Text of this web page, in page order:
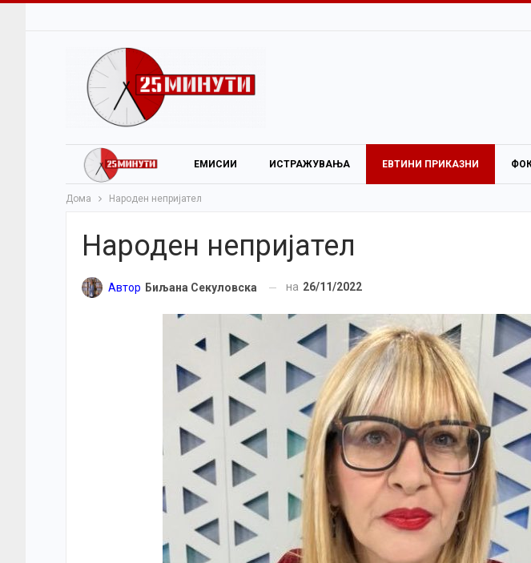
ЕМИСИИ ИСТРАЖУВАЊА ЕВТИНИ ПРИКАЗНИ
Дома Народен непријател
Народен непријател
Автор Биљана Секуловска на 26/11/2022